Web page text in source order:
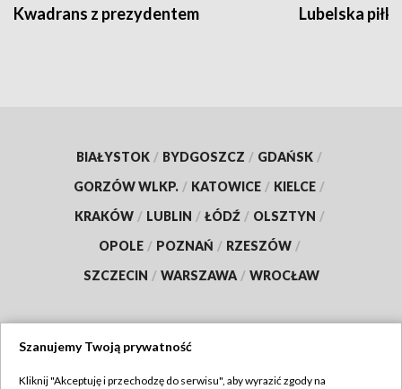
Kwadrans z prezydentem Lubelska piłka
BIAŁYSTOK / BYDGOSZCZ / GDAŃSK /
GORZÓW WLKP. / KATOWICE / KIELCE /
KRAKÓW / LUBLIN / ŁÓDŹ / OLSZTYN /
OPOLE / POZNAŃ / RZESZÓW /
SZCZECIN / WARSZAWA / WROCŁAW
Szanujemy Twoją prywatność
Kliknij "Akceptuję i przechodzę do serwisu", aby wyrazić zgody na